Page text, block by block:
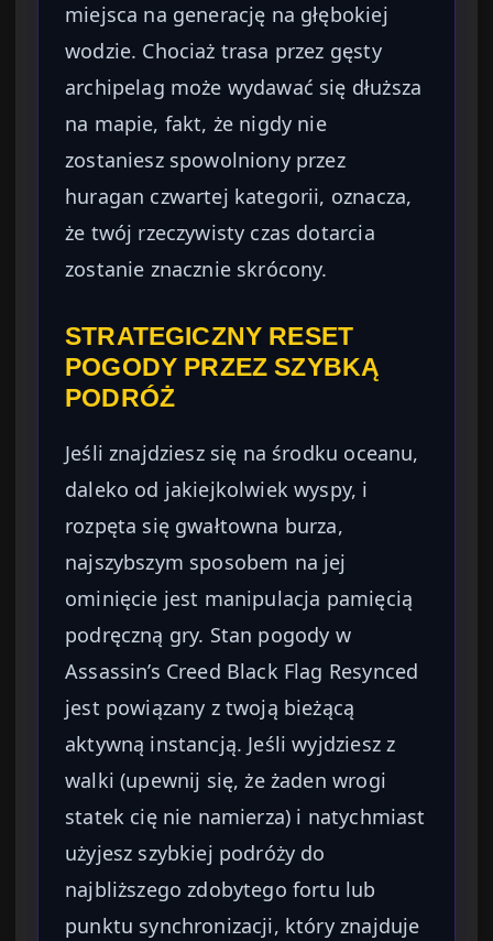
miejsca na generację na głębokiej
wodzie. Chociaż trasa przez gęsty
archipelag może wydawać się dłuższa
na mapie, fakt, że nigdy nie
zostaniesz spowolniony przez
huragan czwartej kategorii, oznacza,
że twój rzeczywisty czas dotarcia
zostanie znacznie skrócony.
STRATEGICZNY RESET
POGODY PRZEZ SZYBKĄ
PODRÓŻ
Jeśli znajdziesz się na środku oceanu,
daleko od jakiejkolwiek wyspy, i
rozpęta się gwałtowna burza,
najszybszym sposobem na jej
ominięcie jest manipulacja pamięcią
podręczną gry. Stan pogody w
Assassin’s Creed Black Flag Resynced
jest powiązany z twoją bieżącą
aktywną instancją. Jeśli wyjdziesz z
walki (upewnij się, że żaden wrogi
statek cię nie namierza) i natychmiast
użyjesz szybkiej podróży do
najbliższego zdobytego fortu lub
punktu synchronizacji, który znajduje